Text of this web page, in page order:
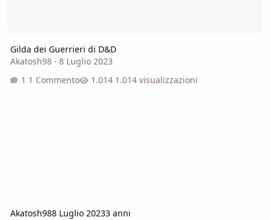
Gilda dei Guerrieri di D&D
Akatosh98· 8 Luglio 2023
1 Commento
1.014 visualizzazioni
Akatosh988 Luglio 20233 anni